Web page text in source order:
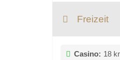
Freizeit
Casino: 18